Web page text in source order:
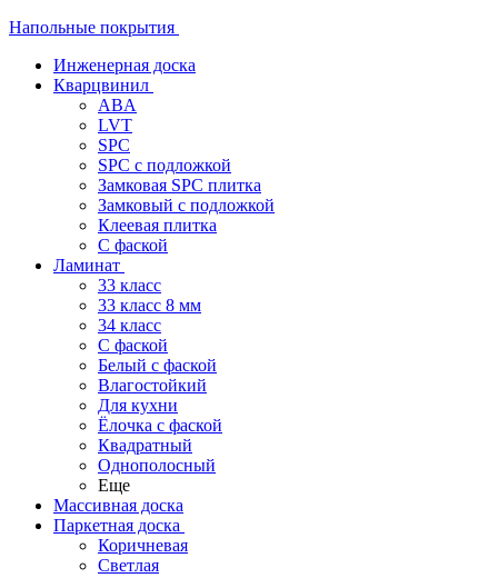
Напольные покрытия
Инженерная доска
Кварцвинил
ABA
LVT
SPC
SPC с подложкой
Замковая SPC плитка
Замковый с подложкой
Клеевая плитка
С фаской
Ламинат
33 класс
33 класс 8 мм
34 класс
C фаской
Белый с фаской
Влагостойкий
Для кухни
Ёлочка с фаской
Квадратный
Однополосный
Еще
Массивная доска
Паркетная доска
Коричневая
Светлая